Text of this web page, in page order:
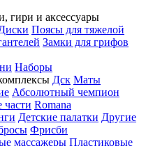
гири и аксессуары
Поясы для тяжелой
Замки для грифов
Наборы
Дск Маты
Абсолютный чемпион
части Romana
Детские палатки Другие
Фрисби
массажеры Пластиковые